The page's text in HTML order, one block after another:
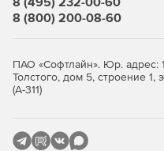
прозрачности.
прост в навигации,
индикаторы того, где
недеструктивного
8 (800) 200-08-60
ПАО «Софтлайн». Юр. адрес:
Толстого, дом 5, строение
(А-311)